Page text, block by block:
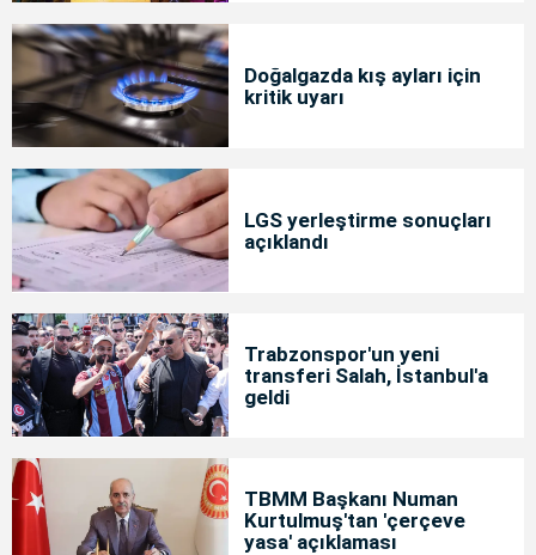
Doğalgazda kış ayları için
kritik uyarı
LGS yerleştirme sonuçları
açıklandı
Trabzonspor'un yeni
transferi Salah, İstanbul'a
geldi
TBMM Başkanı Numan
Kurtulmuş'tan 'çerçeve
yasa' açıklaması